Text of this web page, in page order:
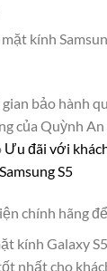
kính
bảo hành
của Quỳnh
Ưu đãi với
S5
chính hãng
kính Galaxy
nhất cho